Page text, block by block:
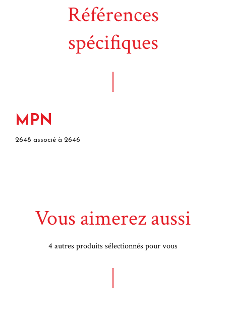
Références
spécifiques
MPN
2648 associé à 2646
Vous aimerez aussi
4 autres produits sélectionnés pour vous